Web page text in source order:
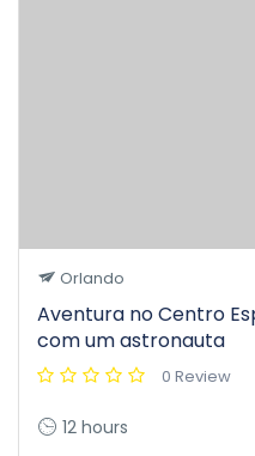
Orlando
Aventura no Centro
com um astronauta
0 Review
12 hours